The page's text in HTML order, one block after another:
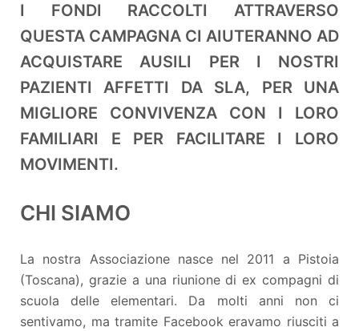
I FONDI RACCOLTI ATTRAVERSO
QUESTA CAMPAGNA CI AIUTERANNO AD
ACQUISTARE AUSILI PER I NOSTRI
PAZIENTI AFFETTI DA SLA, PER UNA
MIGLIORE CONVIVENZA CON I LORO
FAMILIARI E PER FACILITARE I LORO
MOVIMENTI.
CHI SIAMO
La nostra Associazione nasce nel 2011 a Pistoia
(Toscana), grazie a una riunione di ex compagni di
scuola delle elementari. Da molti anni non ci
sentivamo, ma tramite Facebook eravamo riusciti a